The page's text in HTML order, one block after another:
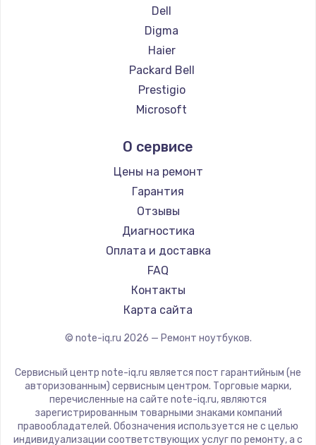
Ремонт ноутбуков Hasee
Ремонт ноутбуков ZTE
Ремонт ноутбуков Hiper
Ремонт ноутбуков Evga
Ремонт ноутбуков Google
Ремонт ноутбуков Echips
Ремонт ноутбуков Predator
Ремонт ноутбуков iru
Ремонт ноутбуков Machenike
Ремонт ноутбуков DEXP
Ремонт ноутбуков Teclast
Ремонт ноутбуков CHUWI
Ремонт ноутбуков Colorful
Dell
Digma
Haier
Packard Bell
Prestigio
Microsoft
Aquarius
Gigabyte
Aorus
Maibenben
Getac
Epson
Philips
LG
Panasonic
ZTE
Hiper
Evga
О сервисе
Цены на ремонт
Гарантия
Отзывы
Диагностика
Оплата и доставка
FAQ
Контакты
Карта сайта
© note-iq.ru 2026 — Ремонт ноутбуков.
Сервисный центр note-iq.ru является пост гарантийным (не
авторизованным) сервисным центром. Торговые марки,
перечисленные на сайте note-iq.ru, являются
зарегистрированным товарными знаками компаний
правообладателей. Обозначения используется не с целью
индивидуализации соответствующих услуг по ремонту, а с